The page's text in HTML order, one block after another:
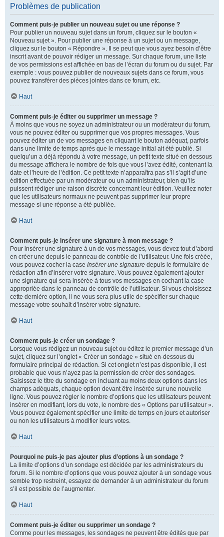
Problèmes de publication
Comment puis-je publier un nouveau sujet ou une réponse ?
Pour publier un nouveau sujet dans un forum, cliquez sur le bouton «
Nouveau sujet ». Pour publier une réponse à un sujet ou un message,
cliquez sur le bouton « Répondre ». Il se peut que vous ayez besoin d’être
inscrit avant de pouvoir rédiger un message. Sur chaque forum, une liste
de vos permissions est affichée en bas de l’écran du forum ou du sujet. Par
exemple : vous pouvez publier de nouveaux sujets dans ce forum, vous
pouvez transférer des pièces jointes dans ce forum, etc.
Haut
Comment puis-je éditer ou supprimer un message ?
À moins que vous ne soyez un administrateur ou un modérateur du forum,
vous ne pouvez éditer ou supprimer que vos propres messages. Vous
pouvez éditer un de vos messages en cliquant le bouton adéquat, parfois
dans une limite de temps après que le message initial ait été publié. Si
quelqu’un a déjà répondu à votre message, un petit texte situé en dessous
du message affichera le nombre de fois que vous l’avez édité, contenant la
date et l’heure de l’édition. Ce petit texte n’apparaîtra pas s’il s’agit d’une
édition effectuée par un modérateur ou un administrateur, bien qu’ils
puissent rédiger une raison discrète concernant leur édition. Veuillez noter
que les utilisateurs normaux ne peuvent pas supprimer leur propre
message si une réponse a été publiée.
Haut
Comment puis-je insérer une signature à mon message ?
Pour insérer une signature à un de vos messages, vous devez tout d’abord
en créer une depuis le panneau de contrôle de l’utilisateur. Une fois créée,
vous pouvez cocher la case Insérer une signature depuis le formulaire de
rédaction afin d’insérer votre signature. Vous pouvez également ajouter
une signature qui sera insérée à tous vos messages en cochant la case
appropriée dans le panneau de contrôle de l’utilisateur. Si vous choisissez
cette dernière option, il ne vous sera plus utile de spécifier sur chaque
message votre souhait d’insérer votre signature.
Haut
Comment puis-je créer un sondage ?
Lorsque vous rédigez un nouveau sujet ou éditez le premier message d’un
sujet, cliquez sur l’onglet « Créer un sondage » situé en-dessous du
formulaire principal de rédaction. Si cet onglet n’est pas disponible, il est
probable que vous n’ayez pas la permission de créer des sondages.
Saisissez le titre du sondage en incluant au moins deux options dans les
champs adéquats, chaque option devant être insérée sur une nouvelle
ligne. Vous pouvez régler le nombre d’options que les utilisateurs peuvent
insérer en modifiant, lors du vote, le nombre des « Options par utilisateur ».
Vous pouvez également spécifier une limite de temps en jours et autoriser
ou non les utilisateurs à modifier leurs votes.
Haut
Pourquoi ne puis-je pas ajouter plus d’options à un sondage ?
La limite d’options d’un sondage est décidée par les administrateurs du
forum. Si le nombre d’options que vous pouvez ajouter à un sondage vous
semble trop restreint, essayez de demander à un administrateur du forum
s’il est possible de l’augmenter.
Haut
Comment puis-je éditer ou supprimer un sondage ?
Comme pour les messages, les sondages ne peuvent être édités que par